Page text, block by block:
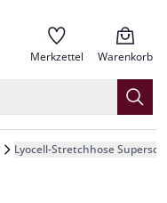
Merkzettel Warenkorb
Lyocell-Stretchhose Supersoft